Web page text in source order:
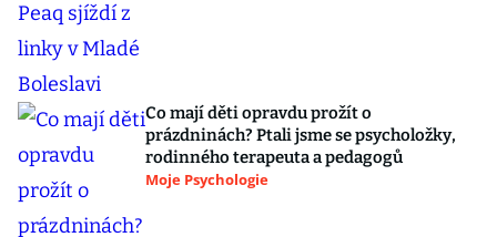
Co mají děti opravdu prožít o
prázdninách? Ptali jsme se psycholožky,
rodinného terapeuta a pedagogů
Moje Psychologie